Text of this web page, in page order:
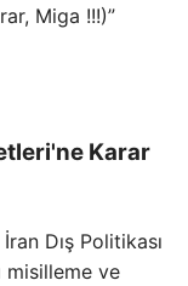
Miga !!!)”
Karar
Dış Politikası
misilleme ve